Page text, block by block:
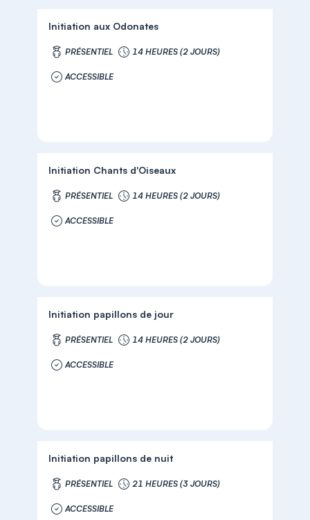
Initiation aux Odonates
PRÉSENTIEL 14 HEURES (2 JOURS)
ACCESSIBLE
Initiation Chants d'Oiseaux
PRÉSENTIEL 14 HEURES (2 JOURS)
ACCESSIBLE
Initiation papillons de jour
PRÉSENTIEL 14 HEURES (2 JOURS)
ACCESSIBLE
Initiation papillons de nuit
PRÉSENTIEL 21 HEURES (3 JOURS)
ACCESSIBLE